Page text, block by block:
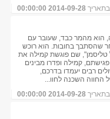
בתאריך2014-09-28 00:00:00
הוא מהמר כבד, שעובר עם
שהסתבך בחובות. הוא רוכש
טליסמן", שם פוגשת קמילה את
קמילה ופדרו מבינים
רבים יעמדו בדרכם,
החווה השכנה לחוו...
בתאריך2014-09-28 00:00:00